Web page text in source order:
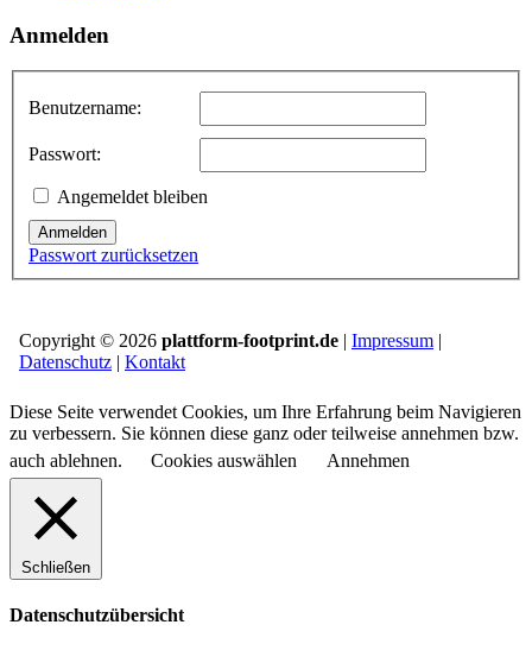
Anmelden
Benutzername:
Passwort:
Angemeldet bleiben
Anmelden
Passwort zurücksetzen
Copyright © 2026 plattform-footprint.de | Impressum |
Datenschutz | Kontakt
Diese Seite verwendet Cookies, um Ihre Erfahrung beim Navigieren
zu verbessern. Sie können diese ganz oder teilweise annehmen bzw.
auch ablehnen.
Cookies auswählen Annehmen
Schließen
Datenschutzübersicht